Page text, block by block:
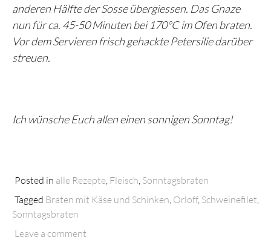
anderen Hälfte der Sosse übergiessen. Das Gnaze
nun für ca. 45-50 Minuten bei 170°C im Ofen braten.
Vor dem Servieren frisch gehackte Petersilie darüber
streuen.
Ich wünsche Euch allen einen sonnigen Sonntag!
Posted in alle Rezepte Fleisch Sonntagsbraten
Tagged Braten mit Käse und Schinken Orloff, Schweinefilet
Sonntagsbraten
Leave a comment